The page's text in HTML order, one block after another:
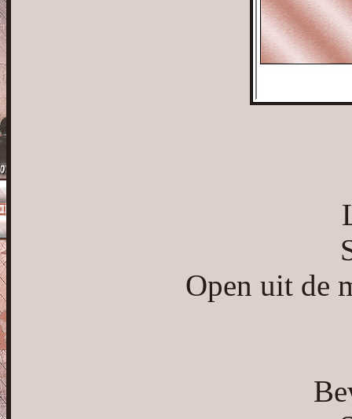
Open uit de